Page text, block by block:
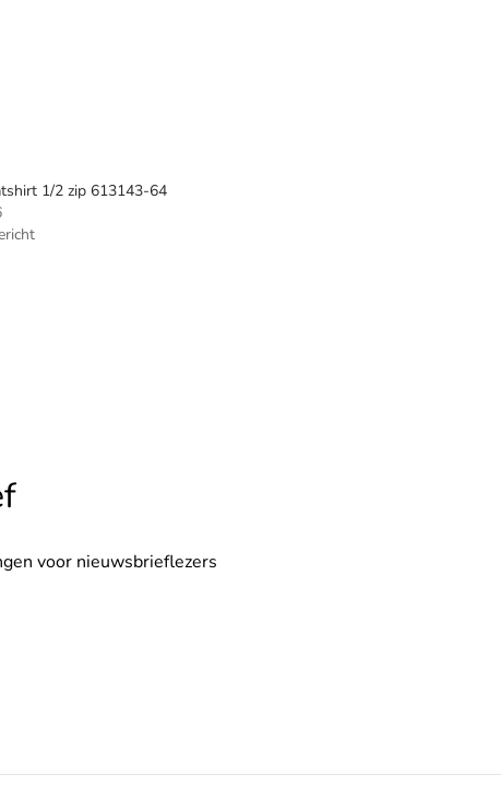
1/2 zip 613143-64
voor nieuwsbrieflezers